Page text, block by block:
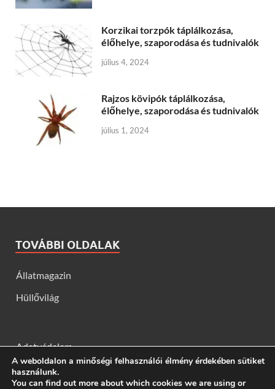
Korzikai torzpók táplálkozása,
élőhelye, szaporodása és tudnivalók
július 4, 2024
Rajzos kövipók táplálkozása,
élőhelye, szaporodása és tudnivalók
július 1, 2024
TOVÁBBI OLDALAK
Állatmagazin
Hüllővilág
Adatvédelem
A weboldalon a minőségi felhasználói élmény érdekében sütiket
használunk.
You can find out more about which cookies we are using or